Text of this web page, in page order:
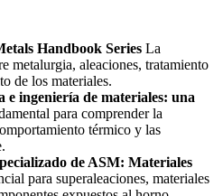
Handbook Series La
metalurgia, aleaciones, tratamiento
de los materiales.
e ingeniería de materiales: una
para comprender la
térmico y las
de ASM: Materiales
para superaleaciones, materiales